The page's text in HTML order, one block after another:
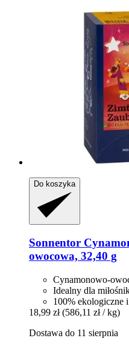
Do koszyka
Sonnentor
owocowa, 32,40 g
Cynamonowo-
Idealny dla
100% ekologiczne
18,99 zł (586,11 zł / kg)
Dostawa do 11 sierpnia